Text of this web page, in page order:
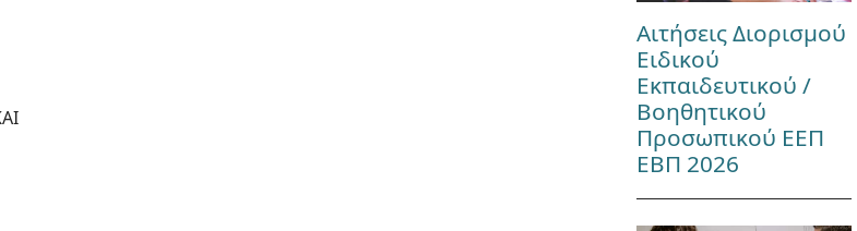
Αιτήσεις Διορισμού
Ειδικού
Εκπαιδευτικού /
Βοηθητικού
Προσωπικού ΕΕΠ
ΕΒΠ 2026